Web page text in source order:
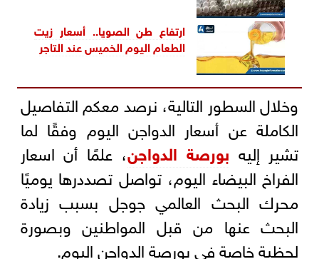
ارتفاع طن الصويا.. أسعار زيت
الطعام اليوم الخميس عند التاجر
وخلال السطور التالية، نرصد معكم التفاصيل
الكاملة عن أسعار الدواجن اليوم وفقًا لما
تشير إليه بورصة الدواجن، علمًا أن اسعار
الفراخ البيضاء اليوم، تواصل تصددرها يوميًا
محرك البحث العالمي جوجل بسبب زيادة
البحث عنها من قبل المواطنين وبصورة
لحظية خاصة في بورصة الدواجن اليوم.